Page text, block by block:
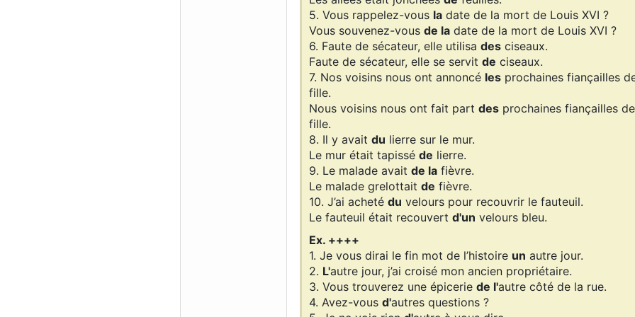
5. Vous rappelez-vous la date de la mort de Louis XVI ?
Vous souvenez-vous de la date de la mort de Louis XVI ?
6. Faute de sécateur, elle utilisa des ciseaux.
Faute de sécateur, elle se servit de ciseaux.
7. Nos voisins nous ont annoncé les prochaines fiançailles
fille.
Nous voisins nous ont fait part des prochaines fiançailles
fille.
8. Il y avait du lierre sur le mur.
Le mur était tapissé de lierre.
9. Le malade avait de la fièvre.
Le malade grelottait de fièvre.
10. J’ai acheté du velours pour recouvrir le fauteuil.
Le fauteuil était recouvert d'un velours bleu.
Ex. ++++
1. Je vous dirai le fin mot de l’histoire un autre jour.
2. L'autre jour, j’ai croisé mon ancien propriétaire.
3. Vous trouverez une épicerie de l'autre côté de la rue.
4. Avez-vous d'autres questions ?